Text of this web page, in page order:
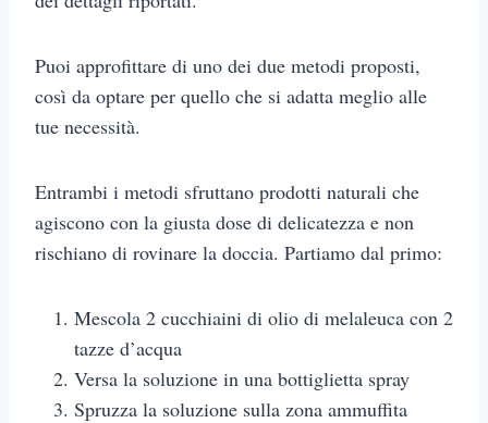
Puoi approfittare di uno dei due metodi proposti,
così da optare per quello che si adatta meglio alle
tue necessità.
Entrambi i metodi sfruttano prodotti naturali che
agiscono con la giusta dose di delicatezza e non
rischiano di rovinare la doccia. Partiamo dal primo:
Mescola 2 cucchiaini di olio di melaleuca con 2
tazze d’acqua
Versa la soluzione in una bottiglietta spray
Spruzza la soluzione sulla zona ammuffita